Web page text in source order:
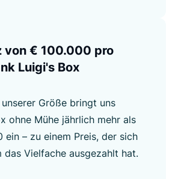
von € 100.000 pro
Luigi's Box
Größe bringt uns
ohne Mühe jährlich mehr als
ein – zu einem Preis, der sich
das Vielfache ausgezahlt hat.